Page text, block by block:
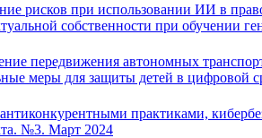
рисков при использовании ИИ в
собственности при обучении
передвижения автономных
меры для защиты детей в цифровой
практиками,
№3. Март 2024